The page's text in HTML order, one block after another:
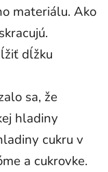
materiálu. Ako
dĺžku
sa, že
hladiny
cukru v
a cukrovke.